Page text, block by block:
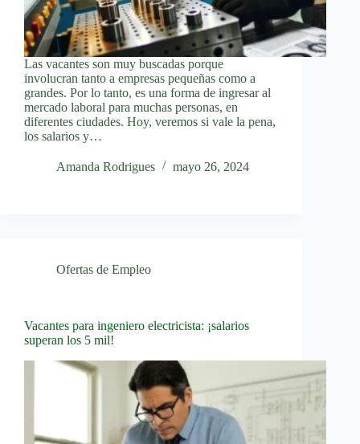
Las vacantes son muy buscadas porque
involucran tanto a empresas pequeñas como a
grandes. Por lo tanto, es una forma de ingresar al
mercado laboral para muchas personas, en
diferentes ciudades. Hoy, veremos si vale la pena,
los salarios y…
Amanda Rodrigues mayo 26, 2024
Ofertas de Empleo
Vacantes para ingeniero electricista: ¡salarios
superan los 5 mil!